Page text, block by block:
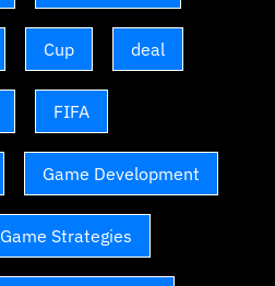
Cup deal
FIFA
Game Development
Game Strategies